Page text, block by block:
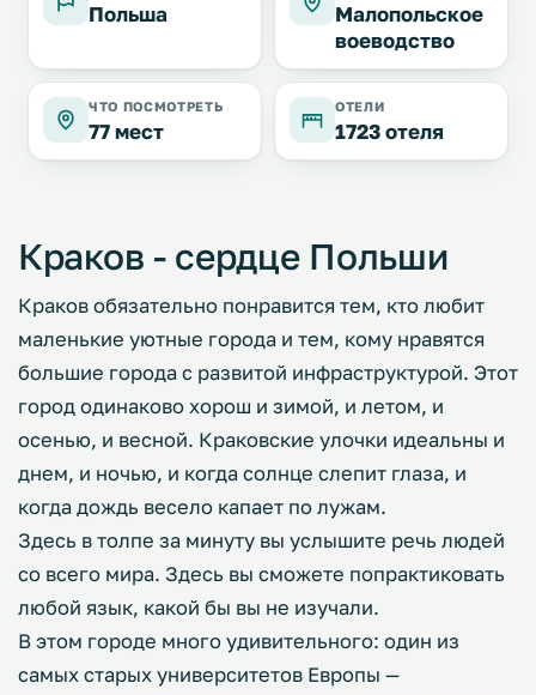
Польша
Малопольское
воеводство
ЧТО ПОСМОТРЕТЬ
77 мест
ОТЕЛИ
1723 отеля
Краков - сердце Польши
Краков обязательно понравится тем, кто любит
маленькие уютные города и тем, кому нравятся
большие города с развитой инфраструктурой. Этот
город одинаково хорош и зимой, и летом, и
осенью, и весной. Краковские улочки идеальны и
днем, и ночью, и когда солнце слепит глаза, и
когда дождь весело капает по лужам.
Здесь в толпе за минуту вы услышите речь людей
со всего мира. Здесь вы сможете попрактиковать
любой язык, какой бы вы не изучали.
В этом городе много удивительного: один из
самых старых университетов Европы —